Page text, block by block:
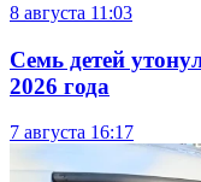
8 августа 11:03
Семь детей
2026 года
7 августа 16:17